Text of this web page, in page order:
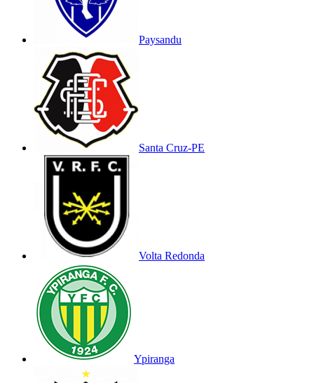
Paysandu
Santa Cruz-PE
Volta Redonda
Ypiranga